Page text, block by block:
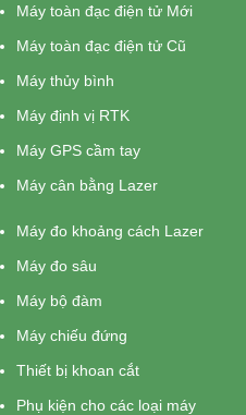
Máy toàn đạc điện tử Mới
Máy toàn đạc điện tử Cũ
Máy thủy bình
Máy định vị RTK
Máy GPS cầm tay
Máy cân bằng Lazer
Máy đo khoảng cách Lazer
Máy đo sâu
Máy bộ đàm
Máy chiếu đứng
Thiết bị khoan cắt
Phụ kiện cho các loại máy